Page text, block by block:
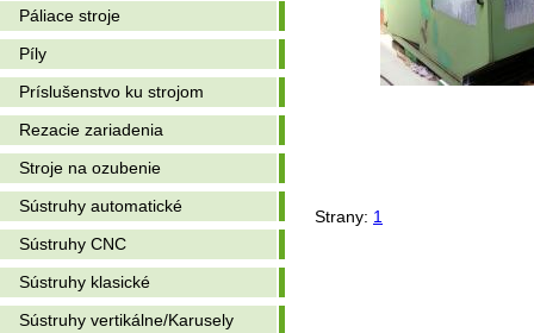
Páliace stroje
Píly
Príslušenstvo ku strojom
Rezacie zariadenia
Stroje na ozubenie
Sústruhy automatické
Sústruhy CNC
Sústruhy klasické
Sústruhy vertikálne/Karusely
Strany: 1